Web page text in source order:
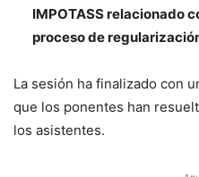
IMPOTASS relacionado
proceso de
La sesión ha finalizado con
que los ponentes han
los asistentes.